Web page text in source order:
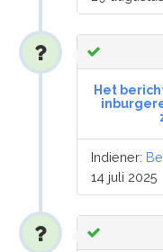
Het
Indiener:
14 juli 2025